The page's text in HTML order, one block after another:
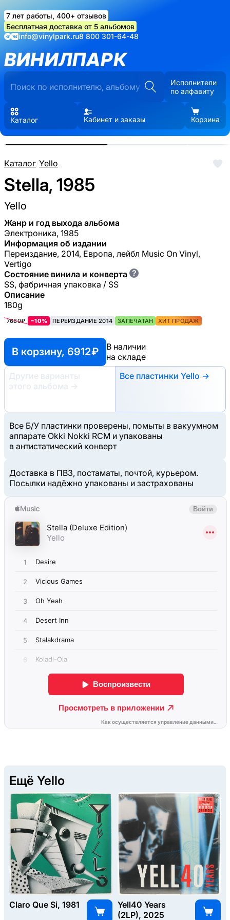
7 лет работы, 400+ отзывов
Бесплатная доставка от 5 альбомов
info@vinylpark.ru8 800 301-64-48
ВИНИЛПАРК
Исполнители
по алфавиту
Каталог Кабинет и заказы Корзина
Каталог/Yello
Stella, 1985
Yello
Жанр и год выхода альбома
Электроника, 1985
Информация об издании
Переиздание, 2014, Европа, лейбл Music On Vinyl,
Vertigo
Состояние винила и конверта ?
SS, фабричная упаковка / SS
Описание
180g
7680₽ −10% ПЕРЕИЗДАНИЕ 2014 ЗАПЕЧАТАН ХИТ ПРОДАЖ
В корзину, 6912 ₽
В наличии
на складе
Другие варианты
этого альбома
→
Все пластинки Yello →
Все Б/У пластинки проверены, помыты в вакуумном
аппарате Okki Nokki RCM и упакованы
в антистатический конверт
Доставка в ПВЗ, постаматы, почтой, курьером.
Посылки надёжно упакованы и застрахованы
Реальные фото пластинки.
Нажмите, чтобы увеличить
Ещё Yello
Claro Que Si, 1981
Yell40 Years
(2LP), 2025